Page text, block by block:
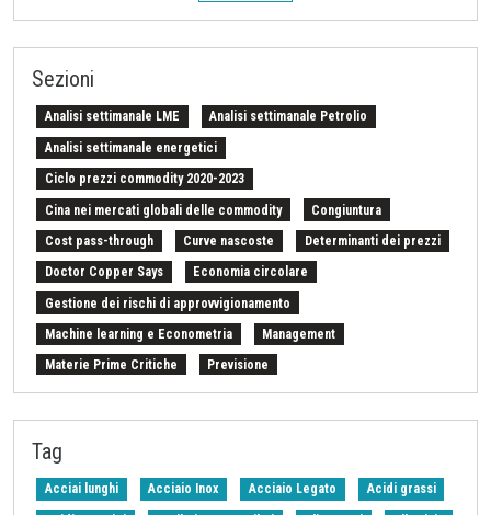
Sezioni
Analisi settimanale LME Analisi settimanale Petrolio
Analisi settimanale energetici
Ciclo prezzi commodity 2020-2023
Cina nei mercati globali delle commodity Congiuntura
Cost pass-through Curve nascoste Determinanti dei prezzi
Doctor Copper Says Economia circolare
Gestione dei rischi di approvvigionamento
Machine learning e Econometria Management
Materie Prime Critiche Previsione
Procurement Intelligence Settimana Finanziaria Materie Prime
Tariffe sulle importazioni
Tag
Acciai lunghi Acciaio Inox Acciaio Legato Acidi grassi